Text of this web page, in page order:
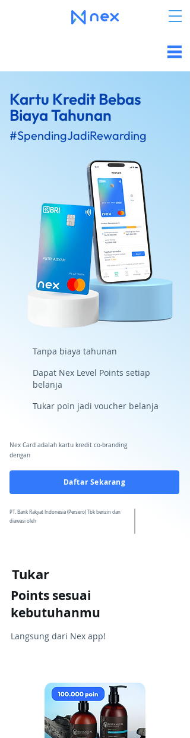
Kartu Kredit Bebas
Biaya Tahunan
#SpendingJadiRewarding
Tanpa biaya tahunan
Dapat Nex Level Points setiap
belanja
Tukar poin jadi voucher belanja
Nex Card adalah kartu kredit co-branding
dengan
Daftar Sekarang
PT. Bank Rakyat Indonesia (Persero) Tbk berizin dan
diawasi oleh
Tukar
Points sesuai
kebutuhanmu
Langsung dari Nex app!